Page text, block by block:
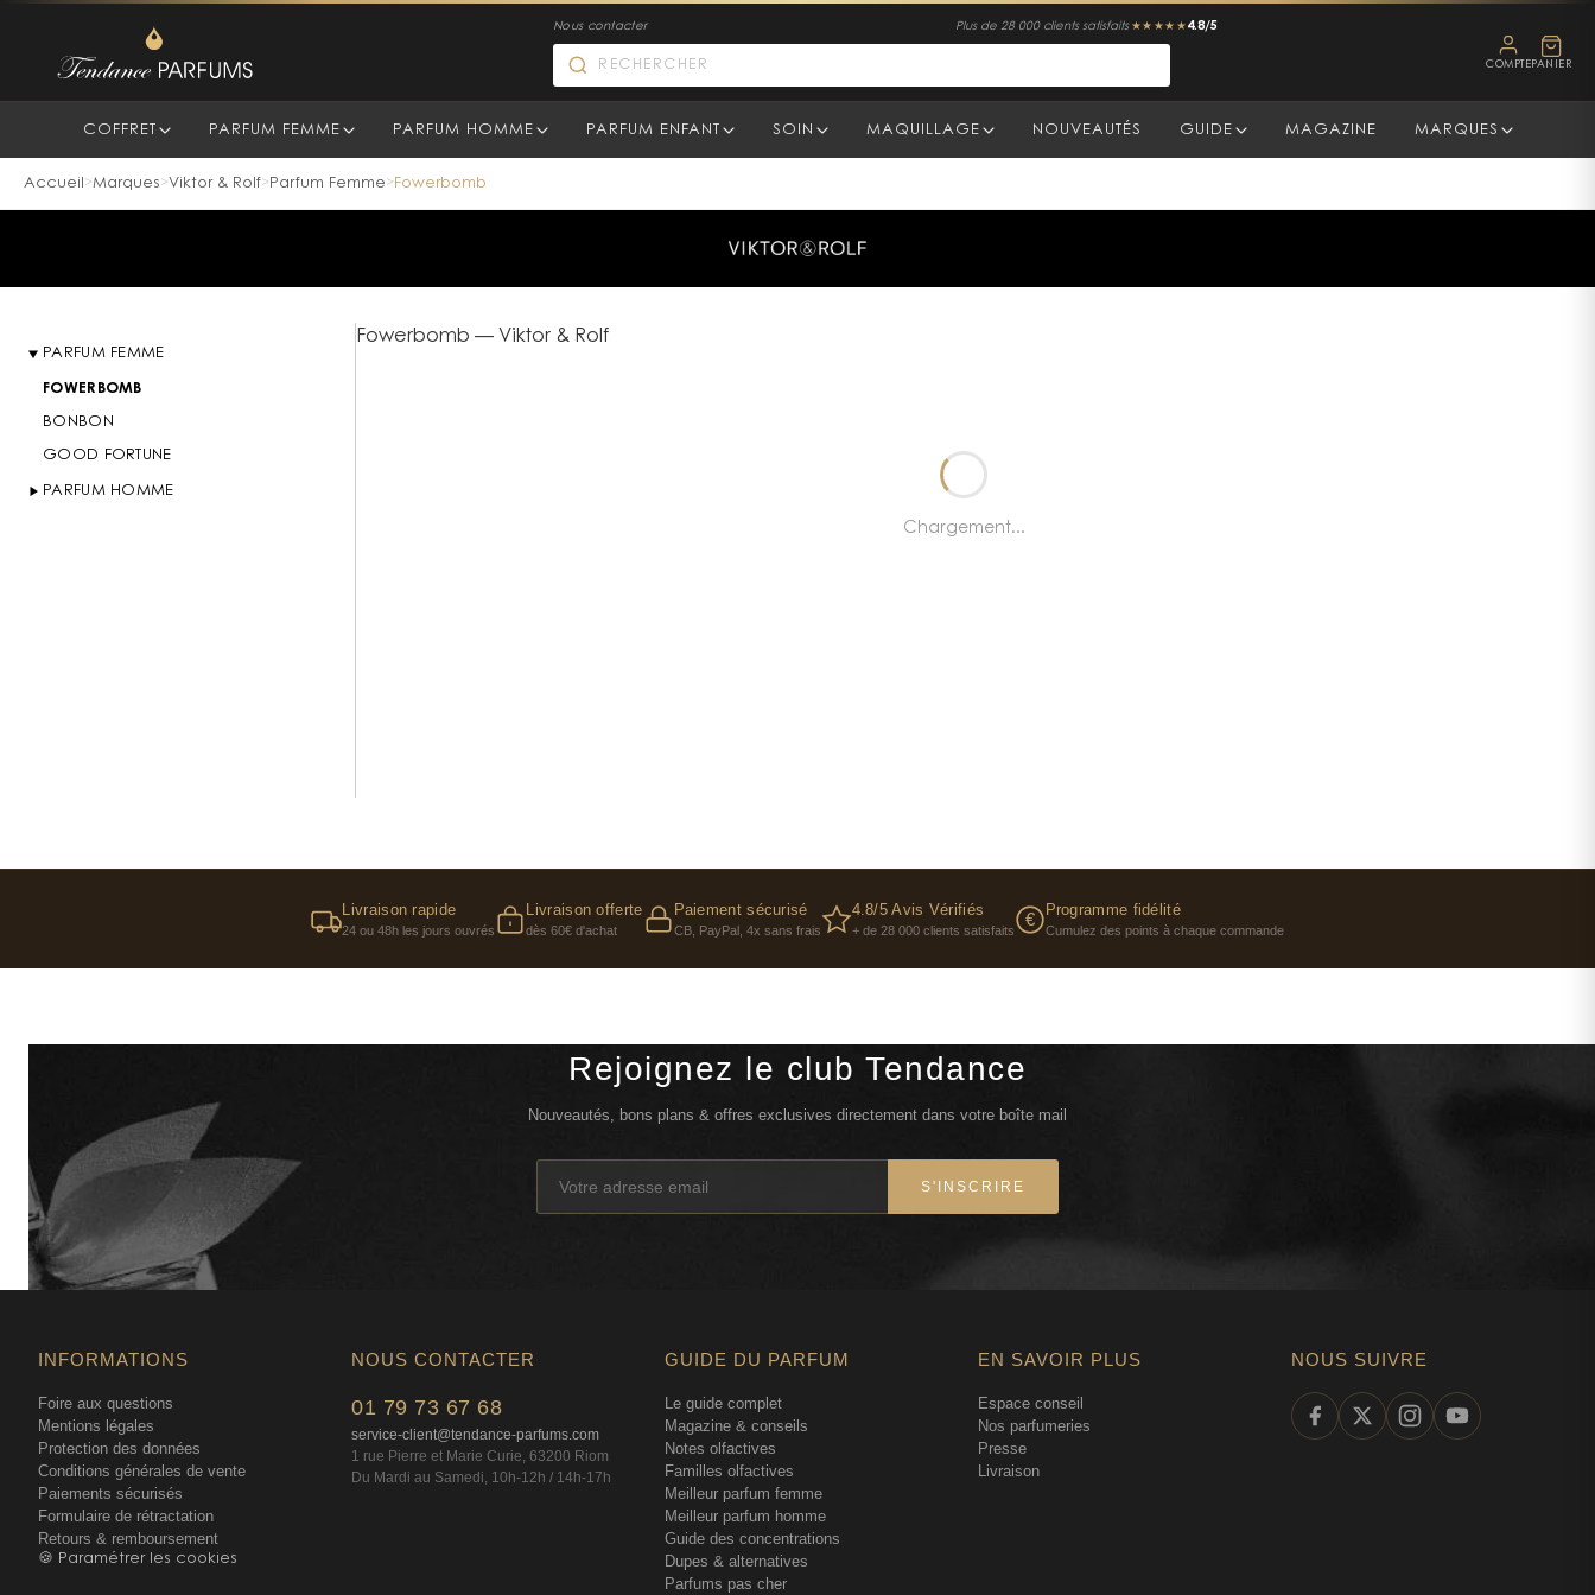
Nous contacter Plus de 28 000 clients satisfaits ★★★★★ 4.8/5
COMPTE PANIER
COFFRET PARFUM FEMME PARFUM HOMME PARFUM ENFANT SOIN MAQUILLAGE NOUVEAUTÉS GUIDE MAGAZINE MARQUES
Accueil >Marques>Viktor & Rolf> Parfum Femme> Fowerbomb
PARFUM FEMME
FOWERBOMB
BONBON
GOOD FORTUNE
PARFUM HOMME
Fowerbomb — Viktor & Rolf
Chargement...
Livraison rapide
24 ou 48h les jours ouvrés
Livraison offerte
dès 60€ d'achat
Paiement sécurisé
CB, PayPal, 4x sans frais
4.8/5 Avis Vérifiés
+ de 28 000 clients satisfaits
€ Programme fidélité
Cumulez des points à chaque commande
Rejoignez le club Tendance
Nouveautés, bons plans & offres exclusives directement dans votre boîte mail
S'INSCRIRE
INFORMATIONS
Foire aux questions
Mentions légales
Protection des données
Conditions générales de vente
Paiements sécurisés
Formulaire de rétractation
Retours & remboursement
🍪 Paramétrer les cookies
NOUS CONTACTER
01 79 73 67 68
service-client@tendance-parfums.com
1 rue Pierre et Marie Curie, 63200 Riom
Du Mardi au Samedi, 10h-12h / 14h-17h
GUIDE DU PARFUM
Le guide complet
Magazine & conseils
Notes olfactives
Familles olfactives
Meilleur parfum femme
Meilleur parfum homme
Guide des concentrations
Dupes & alternatives
Parfums pas cher
EN SAVOIR PLUS
Espace conseil
Nos parfumeries
Presse
Livraison
NOUS SUIVRE